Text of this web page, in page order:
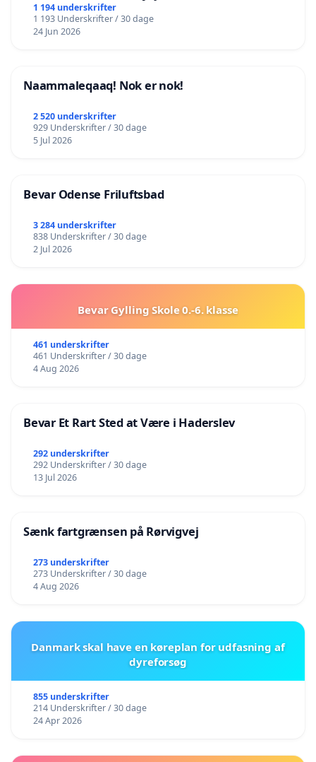
lokalområde i balance
1 194 underskrifter
1 193 Underskrifter / 30 dage
24 Jun 2026
Naammaleqaaq! Nok er nok!
2 520 underskrifter
929 Underskrifter / 30 dage
5 Jul 2026
Bevar Odense Friluftsbad
3 284 underskrifter
838 Underskrifter / 30 dage
2 Jul 2026
Bevar Gylling Skole 0.-6. klasse
461 underskrifter
461 Underskrifter / 30 dage
4 Aug 2026
Bevar Et Rart Sted at Være i Haderslev
292 underskrifter
292 Underskrifter / 30 dage
13 Jul 2026
Sænk fartgrænsen på Rørvigvej
273 underskrifter
273 Underskrifter / 30 dage
4 Aug 2026
Danmark skal have en køreplan for udfasning af
dyreforsøg
855 underskrifter
214 Underskrifter / 30 dage
24 Apr 2026